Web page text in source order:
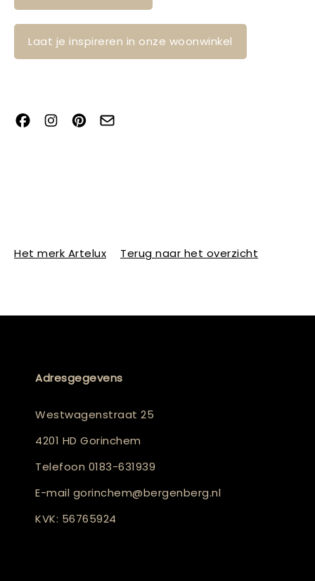
Laat je inspireren in onze woonwinkel
Het merk Artelux Terug naar het overzicht
Adresgegevens
Westwagenstraat 25
4201 HD Gorinchem
Telefoon 0183-631939
E-mail gorinchem@bergenberg.nl
KVK: 56765924